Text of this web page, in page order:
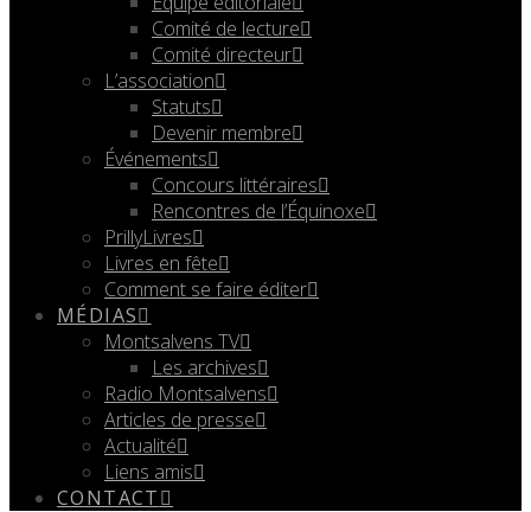
Comité de lecture
Comité directeur
L’association
Statuts
Devenir membre
Événements
Concours littéraires
Rencontres de l’Équinoxe
PrillyLivres
Livres en fête
Comment se faire éditer
MÉDIAS
Montsalvens TV
Les archives
Radio Montsalvens
Articles de presse
Actualité
Liens amis
CONTACT